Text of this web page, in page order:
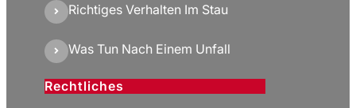
Richtiges Verhalten Im Stau
Was Tun Nach Einem Unfall
Rechtliches